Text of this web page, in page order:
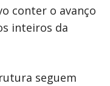
conter o avanço
inteiros da
seguem